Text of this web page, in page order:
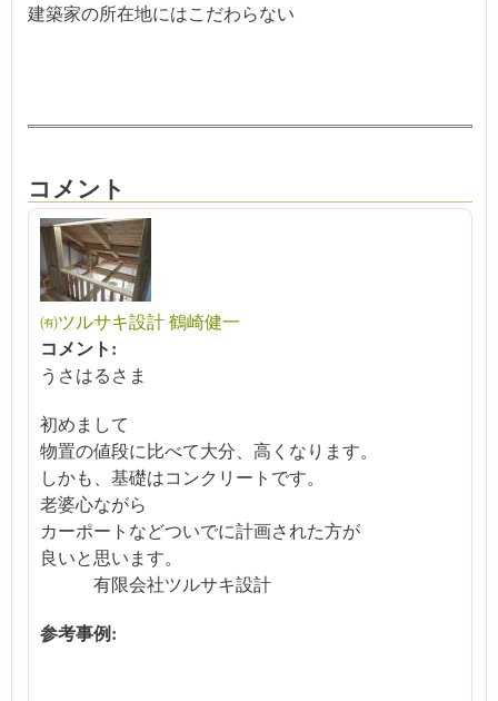
建築家の所在地にはこだわらない
コメント
㈲ツルサキ設計 鶴崎健一
コメント:
うさはるさま
初めまして
物置の値段に比べて大分、高くなります。
しかも、基礎はコンクリートです。
老婆心ながら
カーポートなどついでに計画された方が
良いと思います。
有限会社ツルサキ設計
参考事例: